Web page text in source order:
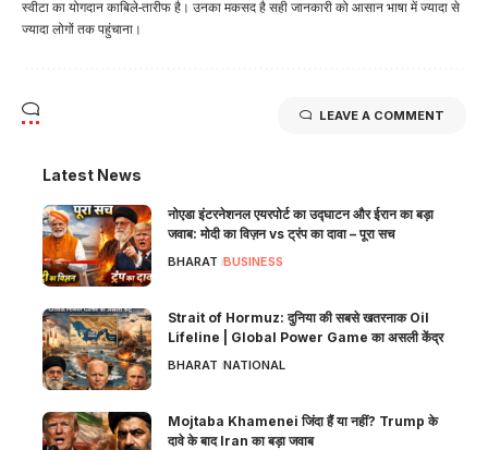
स्वीटा का योगदान काबिले-तारीफ है। उनका मकसद है सही जानकारी को आसान भाषा में ज्यादा से
ज्यादा लोगों तक पहुंचाना।
LEAVE A COMMENT
Latest News
नोएडा इंटरनेशनल एयरपोर्ट का उद्घाटन और ईरान का बड़ा
जवाब: मोदी का विज़न vs ट्रंप का दावा – पूरा सच
BHARAT BUSINESS
Strait of Hormuz: दुनिया की सबसे खतरनाक Oil
Lifeline | Global Power Game का असली केंद्र
BHARAT NATIONAL
Mojtaba Khamenei जिंदा हैं या नहीं? Trump के
दावे के बाद Iran का बड़ा जवाब